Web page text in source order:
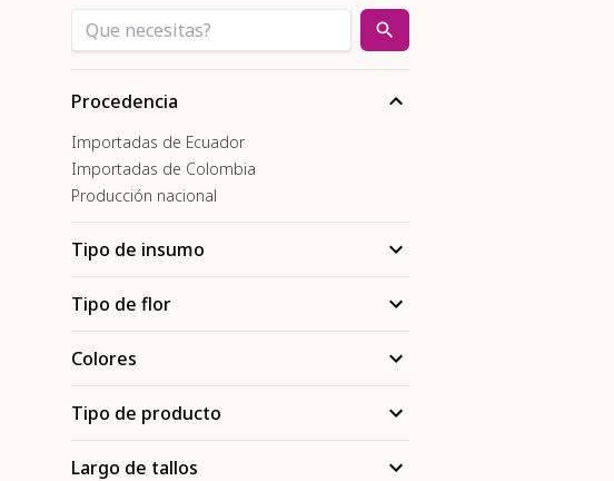
Procedencia
Importadas de Ecuador
Importadas de Colombia
Producción nacional
Tipo de insumo
Tipo de flor
Colores
Tipo de producto
Largo de tallos